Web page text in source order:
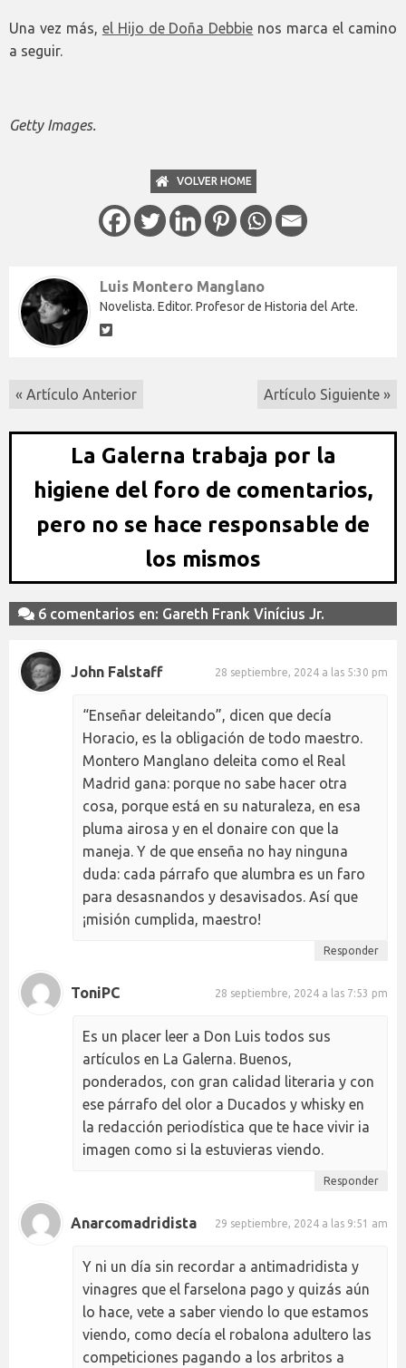
Una vez más, el Hijo de Doña Debbie nos marca el camino
a seguir.
Getty Images.
VOLVER HOME
Luis Montero Manglano
Novelista. Editor. Profesor de Historia del Arte.
« Artículo Anterior Artículo Siguiente »
La Galerna trabaja por la
higiene del foro de comentarios,
pero no se hace responsable de
los mismos
6 comentarios en: Gareth Frank Vinícius Jr.
John Falstaff 28 septiembre, 2024 a las 5:30 pm
“Enseñar deleitando”, dicen que decía
Horacio, es la obligación de todo maestro.
Montero Manglano deleita como el Real
Madrid gana: porque no sabe hacer otra
cosa, porque está en su naturaleza, en esa
pluma airosa y en el donaire con que la
maneja. Y de que enseña no hay ninguna
duda: cada párrafo que alumbra es un faro
para desasnandos y desavisados. Así que
¡misión cumplida, maestro!
Responder
ToniPC 28 septiembre, 2024 a las 7:53 pm
Es un placer leer a Don Luis todos sus
artículos en La Galerna. Buenos,
ponderados, con gran calidad literaria y con
ese párrafo del olor a Ducados y whisky en
la redacción periodística que te hace vivir ia
imagen como si la estuvieras viendo.
Responder
Anarcomadridista 29 septiembre, 2024 a las 9:51 am
Y ni un día sin recordar a antimadridista y
vinagres que el farselona pago y quizás aún
lo hace, vete a saber viendo lo que estamos
viendo, como decía el robalona adultero las
competiciones pagando a los arbritos a